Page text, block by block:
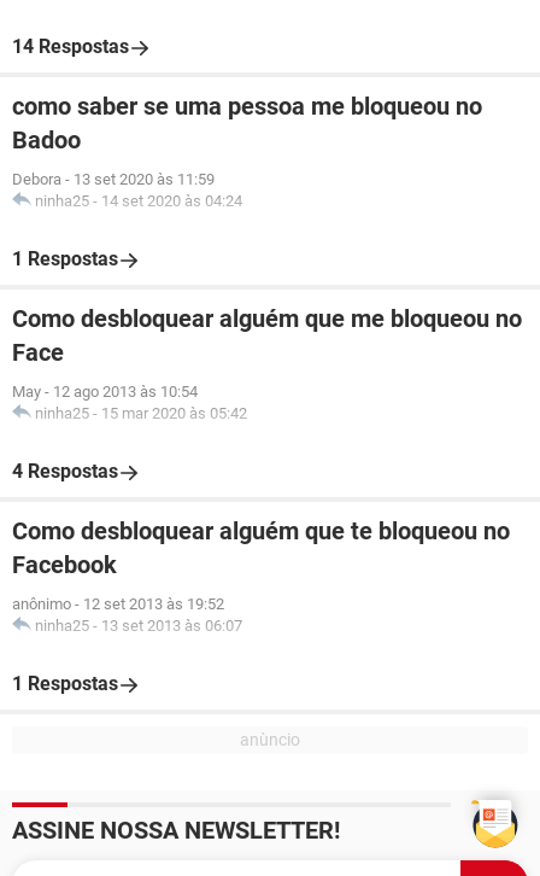
14 Respostas
como saber se uma pessoa me bloqueou no
Badoo
Debora - 13 set 2020 às 11:59
ninha25 - 14 set 2020 às 04:24
1 Respostas
Como desbloquear alguém que me bloqueou no
Face
May - 12 ago 2013 às 10:54
ninha25 - 15 mar 2020 às 05:42
4 Respostas
Como desbloquear alguém que te bloqueou no
Facebook
anônimo - 12 set 2013 às 19:52
ninha25 - 13 set 2013 às 06:07
1 Respostas
ASSINE NOSSA NEWSLETTER!